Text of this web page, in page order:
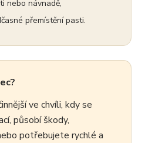
nebo návnadě,
přemístění pasti.
ve chvíli, kdy se
působí škody,
potřebujete rychlé a